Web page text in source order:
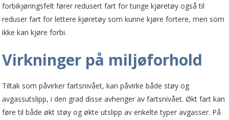
forbikjøringsfelt fører redusert fart for tunge kjøretøy også til
reduser fart for lettere kjøretøy som kunne kjøre fortere, men som
ikke kan kjøre forbi.
Virkninger på miljøforhold
Tiltak som påvirker fartsnivået, kan påvirke både støy og
avgassutslipp, i den grad disse avhenger av fartsnivået. Økt fart kan
føre til både økt støy og økte utslipp av enkelte typer avgasser. På